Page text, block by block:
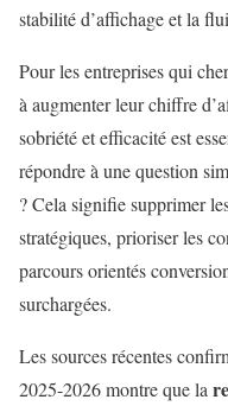
stabilité d’affichage et la
Pour les entreprises qui
à augmenter leur chiffre
sobriété et efficacité est
répondre à une question
? Cela signifie supprimer
stratégiques, prioriser les
parcours orientés
surchargées.
Les sources récentes
2025-2026 montre que la